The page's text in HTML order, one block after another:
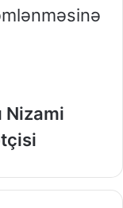
Nizami